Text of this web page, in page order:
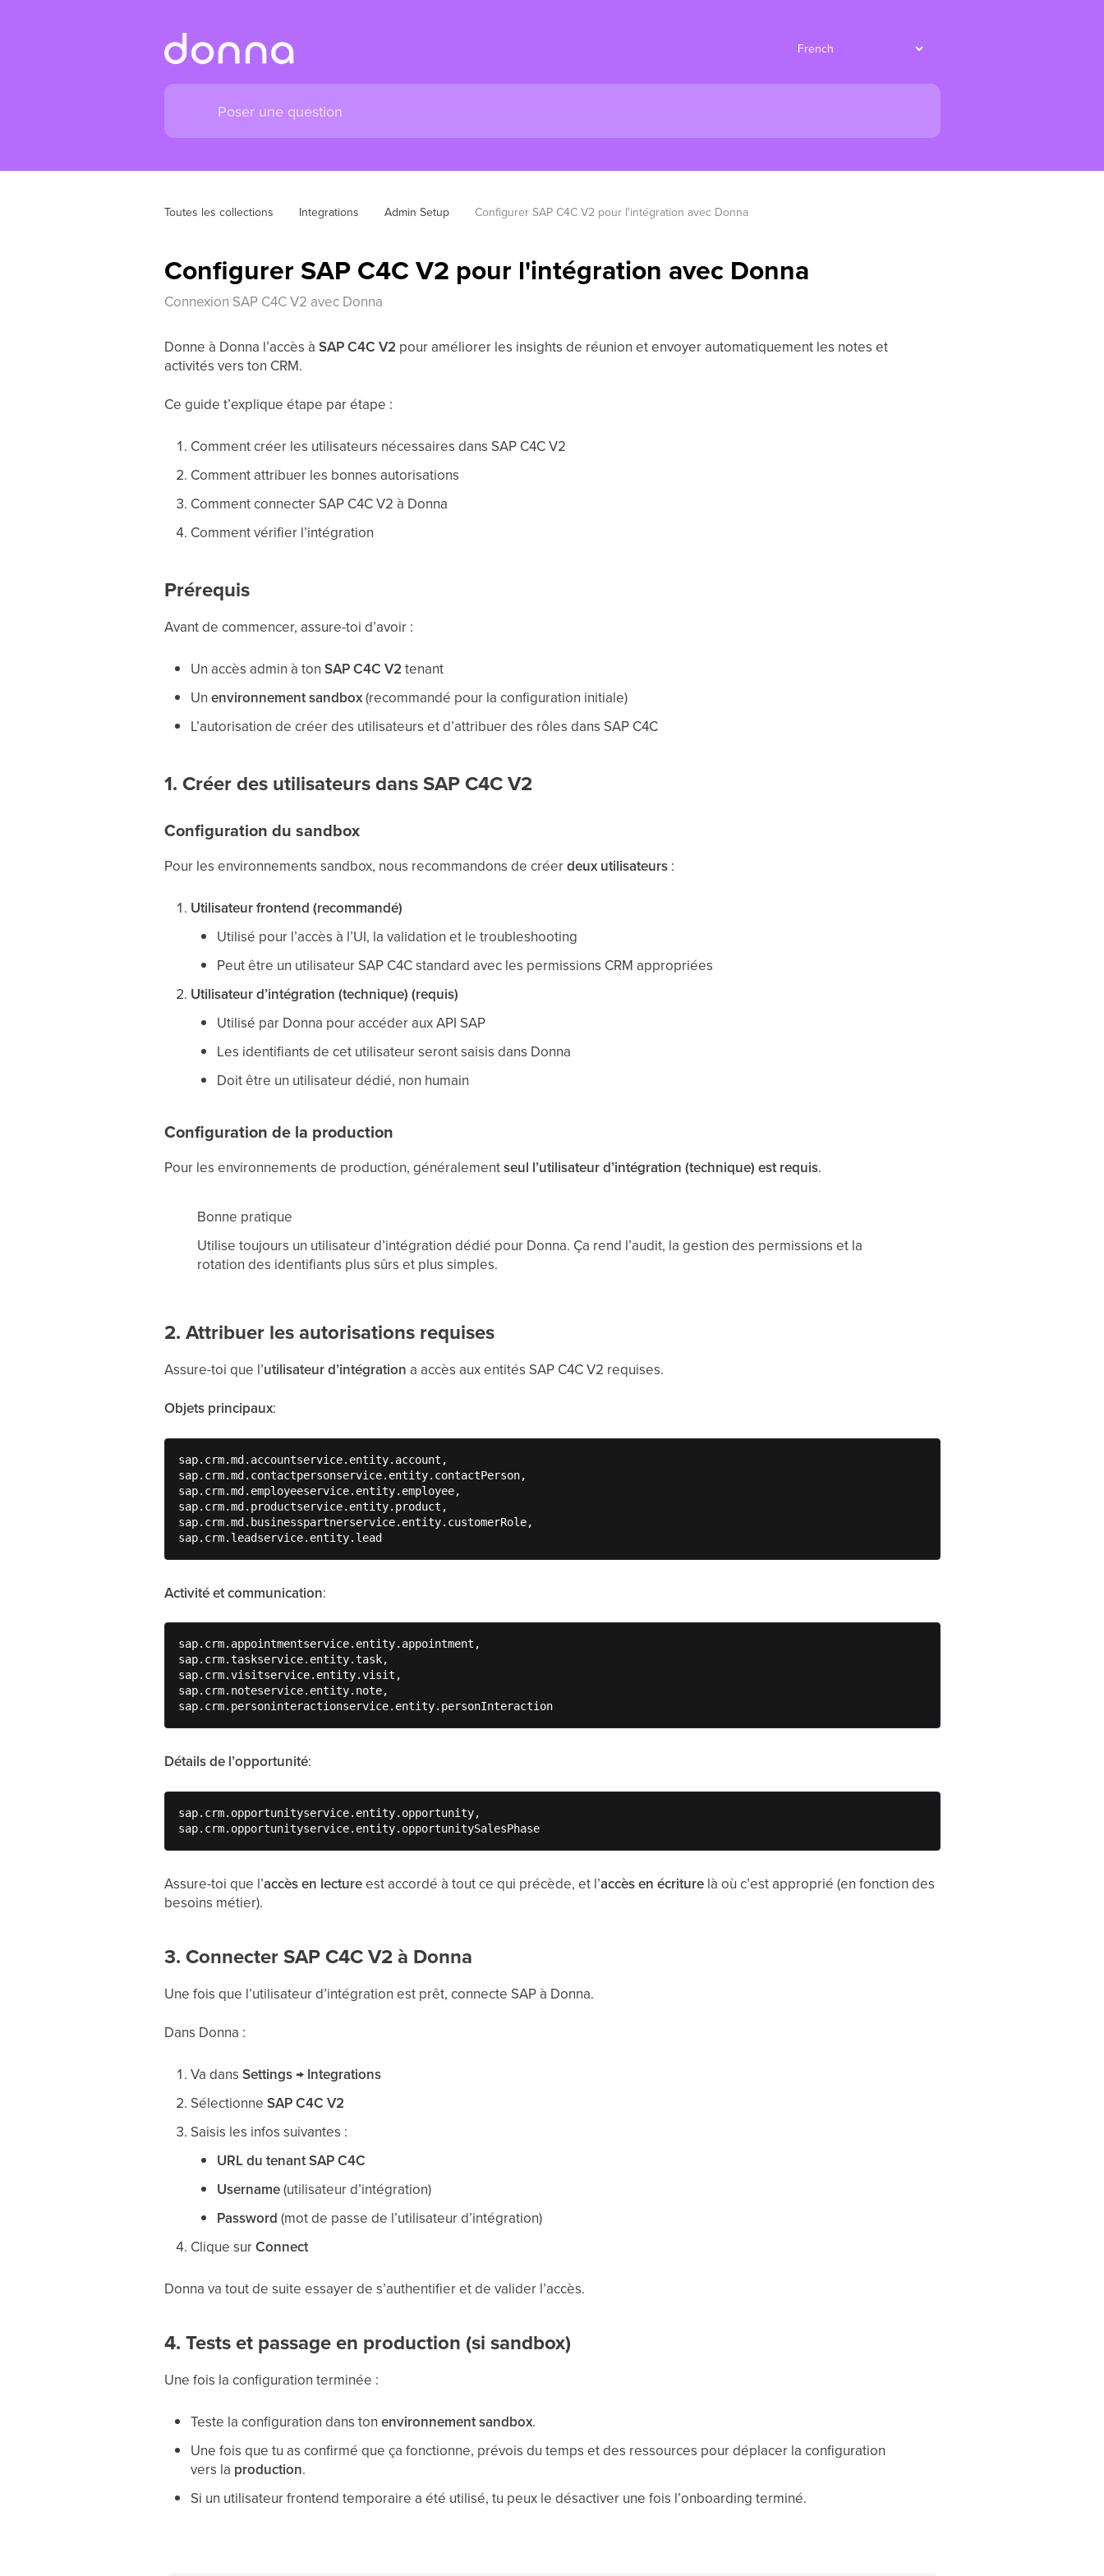
Toutes les collections Integrations Admin Setup Configurer SAP C4C V2 pour l'intégration avec Donna
Configurer SAP C4C V2 pour l'intégration avec Donna
Connexion SAP C4C V2 avec Donna
Donne à Donna l’accès à SAP C4C V2 pour améliorer les insights de réunion et envoyer automatiquement les notes et
activités vers ton CRM.
Ce guide t’explique étape par étape :
Comment créer les utilisateurs nécessaires dans SAP C4C V2
Comment attribuer les bonnes autorisations
Comment connecter SAP C4C V2 à Donna
Comment vérifier l’intégration
Prérequis
Avant de commencer, assure-toi d’avoir :
Un accès admin à ton SAP C4C V2 tenant
Un environnement sandbox(recommandé pour la configuration initiale)
L’autorisation de créer des utilisateurs et d’attribuer des rôles dans SAP C4C
1. Créer des utilisateurs dans SAP C4C V2
Configuration du sandbox
Pour les environnements sandbox, nous recommandons de créerdeux utilisateurs:
Utilisateur frontend (recommandé)
Utilisé pour l’accès à l’UI, la validation et le troubleshooting
Peut être un utilisateur SAP C4C standard avec les permissions CRM appropriées
Utilisateur d’intégration (technique) (requis)
Utilisé par Donna pour accéder aux API SAP
Les identifiants de cet utilisateur seront saisis dans Donna
Doit être un utilisateur dédié, non humain
Configuration de la production
Pour les environnements de production, généralementseul l’utilisateur d’intégration (technique) est requis.
Bonne pratique
Utilise toujours un utilisateur d’intégration dédié pour Donna. Ça rend l’audit, la gestion des permissions et la
rotation des identifiants plus sûrs et plus simples.
2. Attribuer les autorisations requises
Assure-toi que l’utilisateur d’intégration a accès aux entités SAP C4C V2 requises.
Objets principaux:
sap.crm.md.accountservice.entity.account,
sap.crm.md.contactpersonservice.entity.contactPerson,
sap.crm.md.employeeservice.entity.employee,
sap.crm.md.productservice.entity.product,
sap.crm.md.businesspartnerservice.entity.customerRole,
sap.crm.leadservice.entity.lead
Activité et communication:
sap.crm.appointmentservice.entity.appointment,
sap.crm.taskservice.entity.task,
sap.crm.visitservice.entity.visit,
sap.crm.noteservice.entity.note,
sap.crm.personinteractionservice.entity.personInteraction
Détails de l’opportunité:
sap.crm.opportunityservice.entity.opportunity,
sap.crm.opportunityservice.entity.opportunitySalesPhase
Assure-toi que l’accès en lectureest accordé à tout ce qui précède, et l’accès en écriturelà où c’est approprié (en fonction des
besoins métier).
3. Connecter SAP C4C V2 à Donna
Une fois que l’utilisateur d’intégration est prêt, connecte SAP à Donna.
Dans Donna :
Va dans Settings → Integrations
Sélectionne SAP C4C V2
Saisis les infos suivantes :
URL du tenant SAP C4C
Username(utilisateur d’intégration)
Password (mot de passe de l’utilisateur d’intégration)
Clique surConnect
Donna va tout de suite essayer de s’authentifier et de valider l’accès.
4. Tests et passage en production (si sandbox)
Une fois la configuration terminée :
Teste la configuration dans ton environnement sandbox.
Une fois que tu as confirmé que ça fonctionne, prévois du temps et des ressources pour déplacer la configuration
vers la production.
Si un utilisateur frontend temporaire a été utilisé, tu peux le désactiver une fois l’onboarding terminé.